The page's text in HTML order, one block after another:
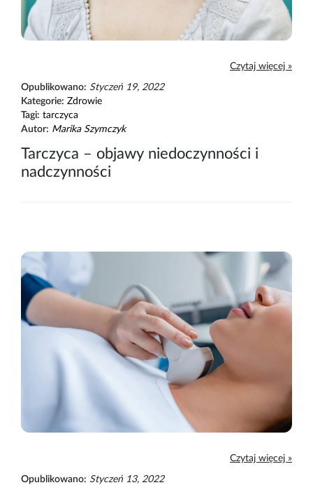
Czytaj więcej »
Opublikowano: Styczeń 19, 2022
Kategorie: Zdrowie
Tagi: tarczyca
Autor: Marika Szymczyk
Tarczyca – objawy niedoczynności i
nadczynności
Czytaj więcej »
Opublikowano: Styczeń 13, 2022